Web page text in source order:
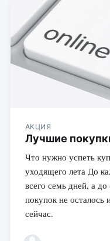
АКЦИЯ
Лучшие
Что нужно успеть
уходящего лета До
всего семь дней, а
покупок не
сейчас.